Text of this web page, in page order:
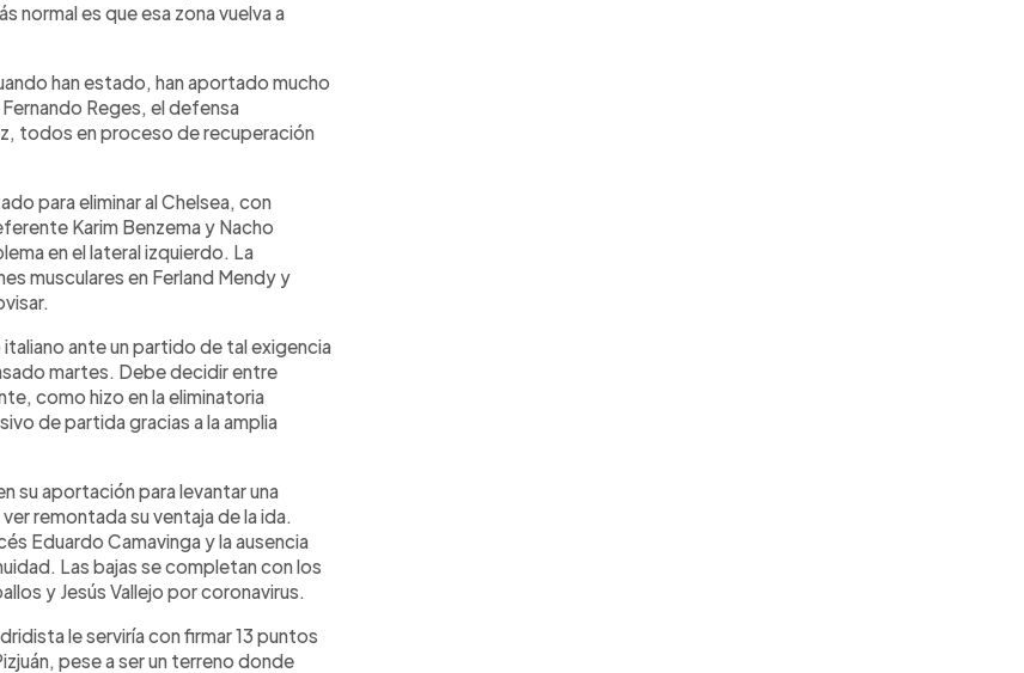
normal es que esa zona vuelva a
han estado, han aportado mucho
Reges, el defensa
todos en proceso de recuperación
para eliminar al Chelsea, con
Karim Benzema y Nacho
en el lateral izquierdo. La
musculares en Ferland Mendy y
ante un partido de tal exigencia
martes. Debe decidir entre
como hizo en la eliminatoria
de partida gracias a la amplia
su aportación para levantar una
remontada su ventaja de la ida.
Eduardo Camavinga y la ausencia
Las bajas se completan con los
y Jesús Vallejo por coronavirus.
le serviría con firmar 13 puntos
pese a ser un terreno donde